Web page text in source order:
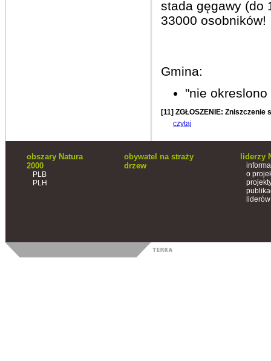
stada gęgawy (do
33000 osobników!
Gmina:
"nie okreslono
[11] ZGŁOSZENIE:
czytaj
obszary Natura
2000
PLB
PLH
obywatel na straży
drzew
liderzy
o
liderów